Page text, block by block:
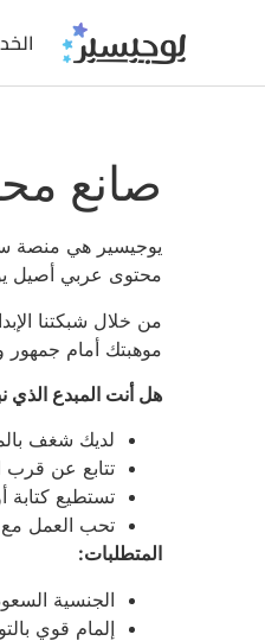
صانع
يوجيسير هي منصة
محتوى عربي أصيل
من خلال شبكتنا
موهبتك أمام جمهور
هل أنت المبدع الذي
لديك شغف
تتابع عن قرب
تستطيع
تحب العمل مع
المتطلبات:
الجنسية
إلمام قوي